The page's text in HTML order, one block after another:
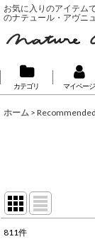
お気に入りのアイテム
のナテュール・アヴニ
カテゴリ マイページ
ホーム > Recommended
811件